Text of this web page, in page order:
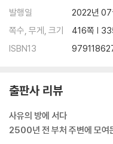
연가7년명 금동여래입상
현겁의 천불이란
불상의 전달
미륵과 보살
중국으로 들어온 불교
발행일
2022년
쪽수, 무게, 크기
416쪽 |
ISBN13
출판사 리뷰
사유의 방에 서다
2500년 전 부처 주변에 모여